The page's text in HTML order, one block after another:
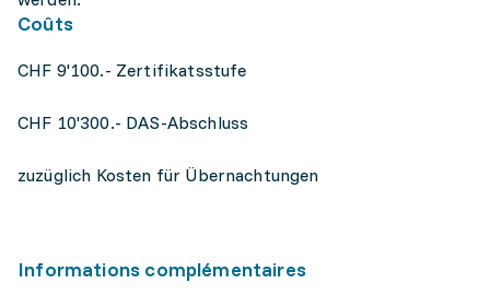
Coûts
CHF 9'100.- Zertifikatsstufe
CHF 10'300.- DAS-Abschluss
zuzüglich Kosten für Übernachtungen
Informations complémentaires